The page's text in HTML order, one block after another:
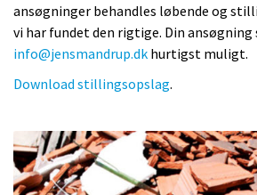
ansøgninger behandles løbende og
vi har fundet den rigtige. Din ansøgning
info@jensmandrup.dk hurtigst muligt.
Download stillingsopslag.